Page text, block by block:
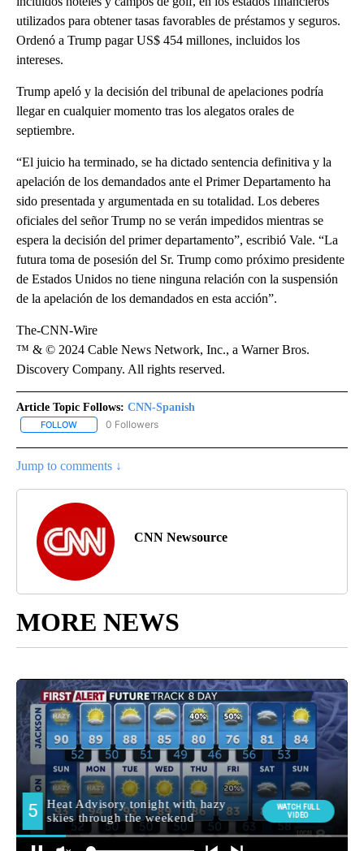
utilizados para obtener tasas favorables de préstamos y seguros.
Ordenó a Trump pagar US$ 454 millones, incluidos los
intereses.
Trump apeló y la decisión del tribunal de apelaciones podría
llegar en cualquier momento tras los alegatos orales de
septiembre.
“El juicio ha terminado, se ha dictado sentencia definitiva y la
apelación de los demandados ante el Primer Departamento ha
sido presentada y argumentada en su totalidad. Los deberes
oficiales del señor Trump no se verán impedidos mientras se
espera la decisión del primer departamento”, escribió Vale. “La
futura toma de posesión del Sr. Trump como próximo presidente
de Estados Unidos no tiene ninguna relación con la suspensión
de la apelación de los demandados en esta acción”.
The-CNN-Wire
™ & © 2024 Cable News Network, Inc., a Warner Bros.
Discovery Company. All rights reserved.
Article Topic Follows: CNN-Spanish
FOLLOW FOLLOW "CNN-SPANISH" TO RECEIVE NOTIFICATIONS ABOUT
0 Followers
Jump to comments ↓
CNN Newsource
MORE NEWS